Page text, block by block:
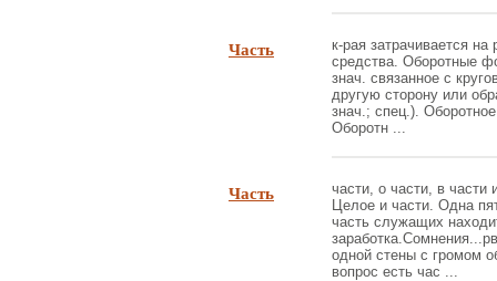
Часть
к-рая затрачивается
средства. Оборотные
знач. связанное с
другую сторону или
знач.; спец.).
Оборотн ...
Часть
части, о части, в части
Целое и части. Одна
часть служащих
одной стены с громом
вопрос есть час ...